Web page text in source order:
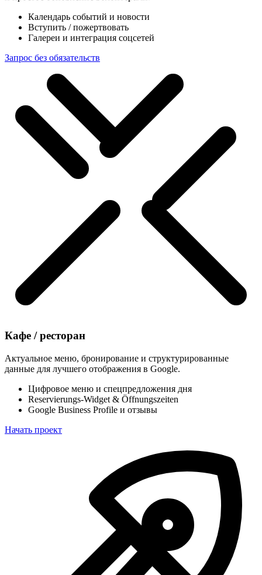
Календарь событий и новости
Вступить / пожертвовать
Галереи и интеграция соцсетей
Запрос без обязательств
Кафе / ресторан
Актуальное меню, бронирование и структурированные
данные для лучшего отображения в Google.
Цифровое меню и спецпредложения дня
Reservierungs-Widget & Öffnungszeiten
Google Business Profile и отзывы
Начать проект